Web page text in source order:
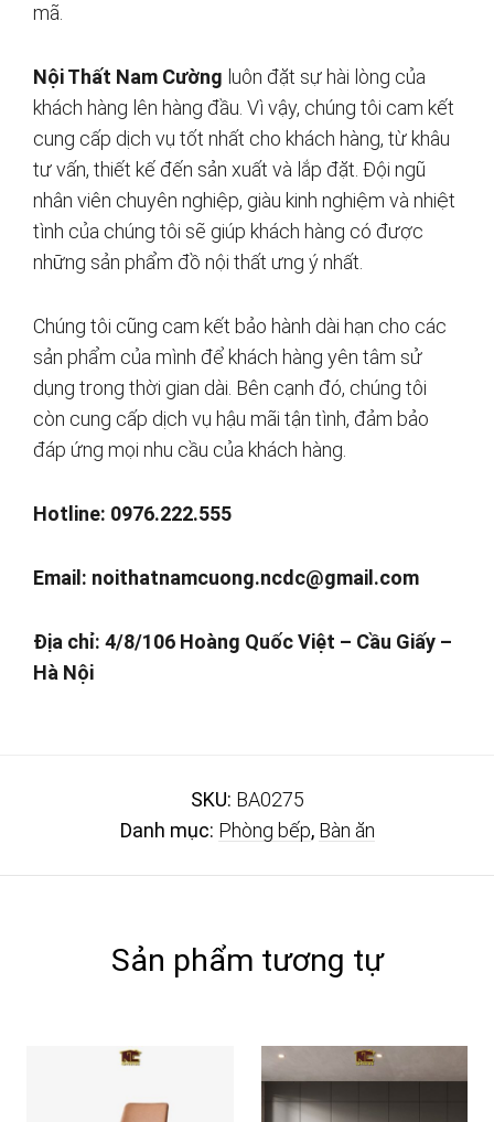
mã.
Nội Thất Nam Cường luôn đặt sự hài lòng của
khách hàng lên hàng đầu. Vì vậy, chúng tôi cam kết
cung cấp dịch vụ tốt nhất cho khách hàng, từ khâu
tư vấn, thiết kế đến sản xuất và lắp đặt. Đội ngũ
nhân viên chuyên nghiệp, giàu kinh nghiệm và nhiệt
tình của chúng tôi sẽ giúp khách hàng có được
những sản phẩm đồ nội thất ưng ý nhất.
Chúng tôi cũng cam kết bảo hành dài hạn cho các
sản phẩm của mình để khách hàng yên tâm sử
dụng trong thời gian dài. Bên cạnh đó, chúng tôi
còn cung cấp dịch vụ hậu mãi tận tình, đảm bảo
đáp ứng mọi nhu cầu của khách hàng.
Hotline: 0976.222.555
Email: noithatnamcuong.ncdc@gmail.com
Địa chỉ: 4/8/106 Hoàng Quốc Việt – Cầu Giấy –
Hà Nội
SKU: BA0275
Danh mục: Phòng bếp, Bàn ăn
Sản phẩm tương tự